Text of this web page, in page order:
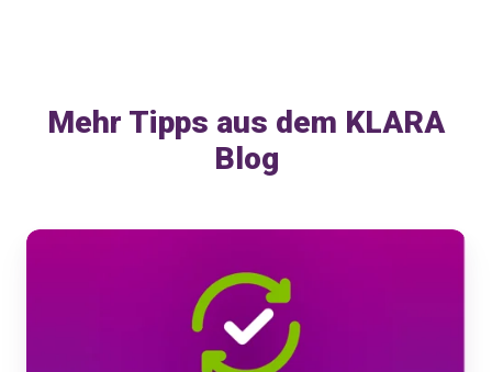
Mehr Tipps aus dem KLARA
Blog
KLARA